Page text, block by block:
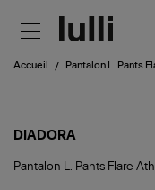
Accueil Pantalon L. Pants
DIADORA
Pantalon
Pantalon L. Pants Flare